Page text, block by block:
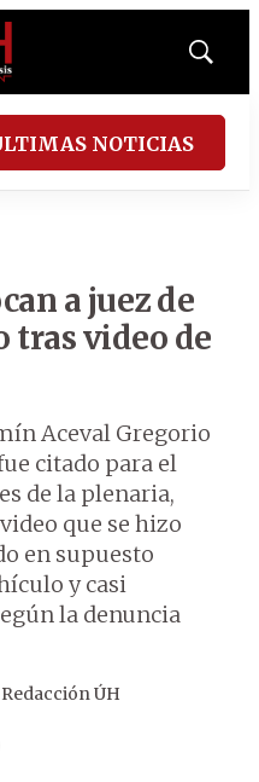
Mostrar
NOTICIAS
a juez de
tras video de
Aceval Gregorio
citado para el
de la plenaria,
que se hizo
en supuesto
y casi
la denuncia
Redacción ÚH